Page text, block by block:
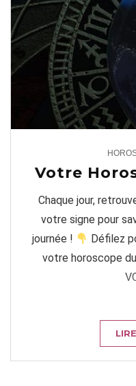
Votre
Chaque jour,
votre signe pour
journée !
Défilez
votre horoscope